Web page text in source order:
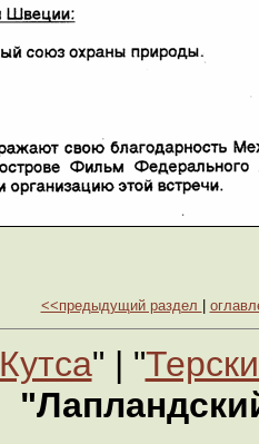
<<предыдущий раздел
Кутса" | "